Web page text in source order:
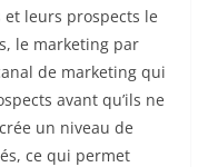
leurs prospects le
le marketing par
de marketing qui
avant qu’ils ne
un niveau de
ce qui permet